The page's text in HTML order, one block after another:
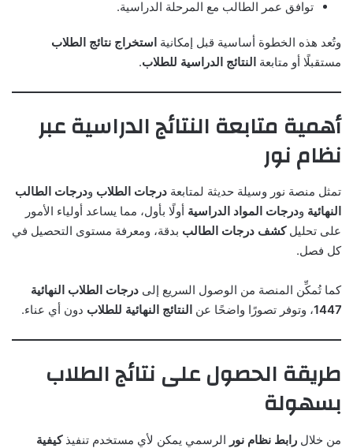
توافق عمر الطالب مع المرحلة الدراسية.
وتُعد هذه الخطوة أساسية قبل إمكانية استخراج نتائج الطلاب
مستقبلًا أو متابعة النتائج الدراسية للطلاب.
أهمية متابعة النتائج الدراسية عبر
نظام نور
تمثل منصة نور وسيلة حديثة لمتابعة درجات الطلاب ودرجات الطالب
النهائية ودرجات المواد الدراسية أولًا بأول، مما يساعد أولياء الأمور
على تحليلكشف درجات الطالب بدقة، ومعرفة مستوى التحصيل في
كل فصل.
كما تُمكِّن المنصة من الوصول السريع إلى درجات الطلاب النهائية
1447، وتوفر تصورًا واضحًا عن النتائج النهائية للطلاب دون أي عناء.
طريقة الحصول على نتائج الطلاب
بسهولة
من خلال رابط نظام نور الرسمي يمكن لأي مستخدم تنفيذكيفية